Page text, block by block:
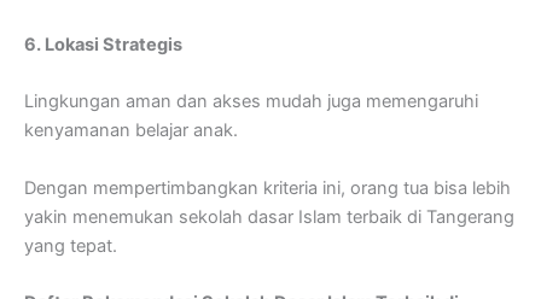
6. Lokasi Strategis
Lingkungan aman dan akses mudah juga memengaruhi
kenyamanan belajar anak.
Dengan mempertimbangkan kriteria ini, orang tua bisa lebih
yakin menemukan sekolah dasar Islam terbaik di Tangerang
yang tepat.